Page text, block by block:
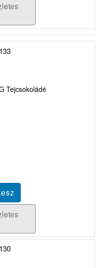
Tejcsokoládé